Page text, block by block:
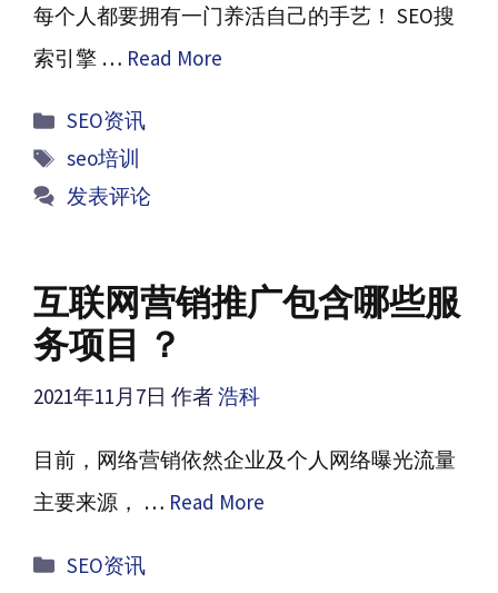
每个人都要拥有一门养活自己的手艺！ SEO搜
索引擎 … Read More
分
SEO资讯
标
签
seo培训
发表评论
互联网营销推广包含哪些服
务项目 ？
2021年11月7日 作者浩科
目前，网络营销依然企业及个人网络曝光流量
主要来源， … Read More
分
SEO资讯